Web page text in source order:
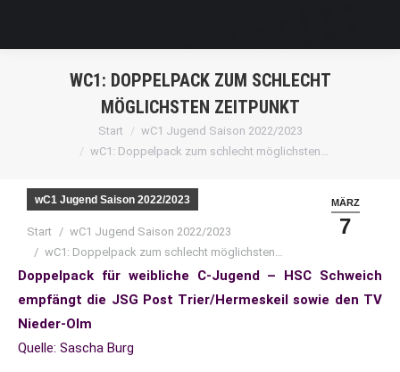
WC1: DOPPELPACK ZUM SCHLECHT
MÖGLICHSTEN ZEITPUNKT
Sie befinden sich hier:
Start
wC1 Jugend Saison 2022/2023
wC1: Doppelpack zum schlecht möglichsten…
MÄRZ
7
wC1 Jugend Saison 2022/2023
Sie befinden sich hier:
Start
wC1 Jugend Saison 2022/2023
wC1: Doppelpack zum schlecht möglichsten…
Doppelpack für weibliche C-Jugend – HSC Schweich
empfängt die JSG Post Trier/Hermeskeil sowie den TV
Nieder-Olm
Quelle: Sascha Burg